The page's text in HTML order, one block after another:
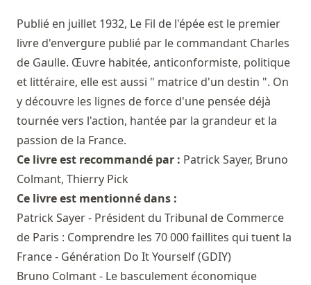
Publié en juillet 1932, Le Fil de l'épée est le premier
livre d'envergure publié par le commandant Charles
de Gaulle. Œuvre habitée, anticonformiste, politique
et littéraire, elle est aussi " matrice d'un destin ". On
y découvre les lignes de force d'une pensée déjà
tournée vers l'action, hantée par la grandeur et la
passion de la France.
Ce livre est recommandé par : Patrick Sayer, Bruno
Colmant, Thierry Pick
Ce livre est mentionné dans :
Patrick Sayer - Président du Tribunal de Commerce
de Paris : Comprendre les 70 000 faillites qui tuent la
France - Génération Do It Yourself (GDIY)
Bruno Colmant - Le basculement économique